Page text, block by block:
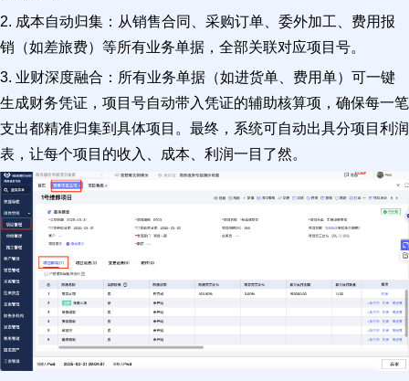
2. 成本自动归集：从销售合同、采购订单、委外加工、费用报
销（如差旅费）等所有业务单据，全部关联对应项目号。
3. 业财深度融合：所有业务单据（如进货单、费用单）可一键
生成财务凭证，项目号自动带入凭证的辅助核算项，确保每一笔
支出都精准归集到具体项目。最终，系统可自动出具分项目利润
表，让每个项目的收入、成本、利润一目了然。